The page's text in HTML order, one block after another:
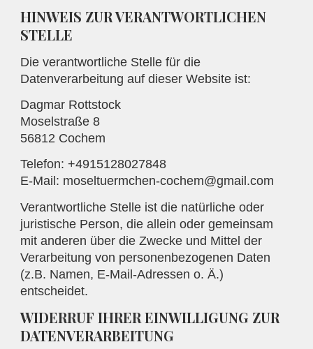
HINWEIS ZUR VERANTWORTLICHEN
STELLE
Die verantwortliche Stelle für die
Datenverarbeitung auf dieser Website ist:
Dagmar Rottstock
Moselstraße 8
56812 Cochem
Telefon: +4915128027848
E-Mail: moseltuermchen-cochem@gmail.com
Verantwortliche Stelle ist die natürliche oder
juristische Person, die allein oder gemeinsam
mit anderen über die Zwecke und Mittel der
Verarbeitung von personenbezogenen Daten
(z.B. Namen, E-Mail-Adressen o. Ä.)
entscheidet.
WIDERRUF IHRER EINWILLIGUNG ZUR
DATENVERARBEITUNG